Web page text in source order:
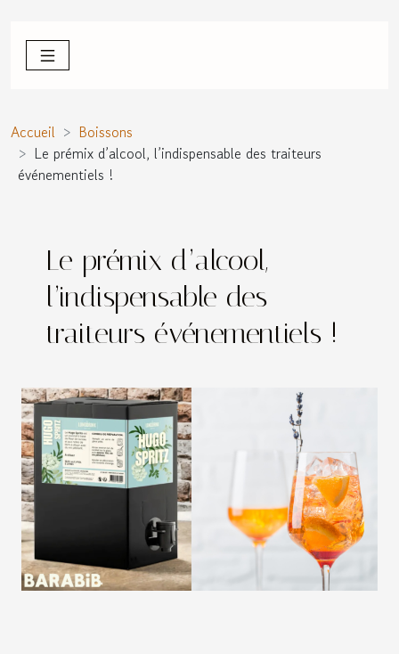
Accueil
Boissons
Le prémix d’alcool, l’indispensable des traiteurs
événementiels !
Le prémix d’alcool,
l’indispensable des
traiteurs événementiels !